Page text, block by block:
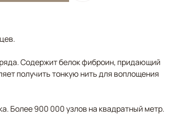
Содержит белок фиброин, придающий
получить тонкую нить для воплощения
Более 900 000 узлов на квадратный метр.